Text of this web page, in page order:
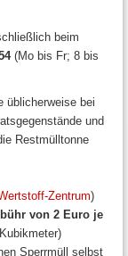
beim
(Mo bis Fr; 8 bis
üblicherweise bei
und
Restmülltonne
Zentrum)
von 2 Euro je
Sperrmüll selbst